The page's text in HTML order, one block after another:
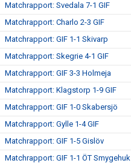
Matchrapport: Svedala 7-1 GIF
Matchrapport: Charlo 2-3 GIF
Matchrapport: GIF 1-1 Skivarp
Matchrapport: Skegrie 4-1 GIF
Matchrapport: GIF 3-3 Holmeja
Matchrapport: Klagstorp 1-9 GIF
Matchrapport: GIF 1-0 Skabersjö
Matchrapport: Gylle 1-4 GIF
Matchrapport: GIF 1-5 Gislöv
Matchrapport: GIF 1-1 ÖT Smygehuk